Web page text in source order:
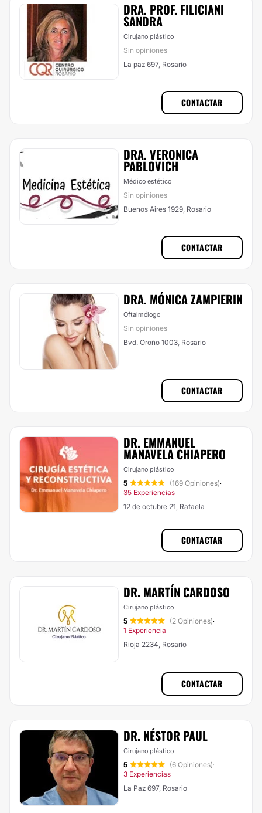
DRA. PROF. FILICIANI
SANDRA
Cirujano plástico
Sin opiniones
La paz 697, Rosario
CONTACTAR
DRA. VERONICA
PABLOVICH
Médico estético
Sin opiniones
Buenos Aires 1929, Rosario
CONTACTAR
DRA. MÓNICA ZAMPIERIN
Oftalmólogo
Sin opiniones
Bvd. Oroño 1003, Rosario
CONTACTAR
DR. EMMANUEL
MANAVELA CHIAPERO
Cirujano plástico
5 (169 Opiniones)·
35 Experiencias
12 de octubre 21, Rafaela
CONTACTAR
DR. MARTÍN CARDOSO
Cirujano plástico
5 (2 Opiniones)·
1 Experiencia
Rioja 2234, Rosario
CONTACTAR
DR. NÉSTOR PAUL
Cirujano plástico
5 (6 Opiniones)·
3 Experiencias
La Paz 697, Rosario